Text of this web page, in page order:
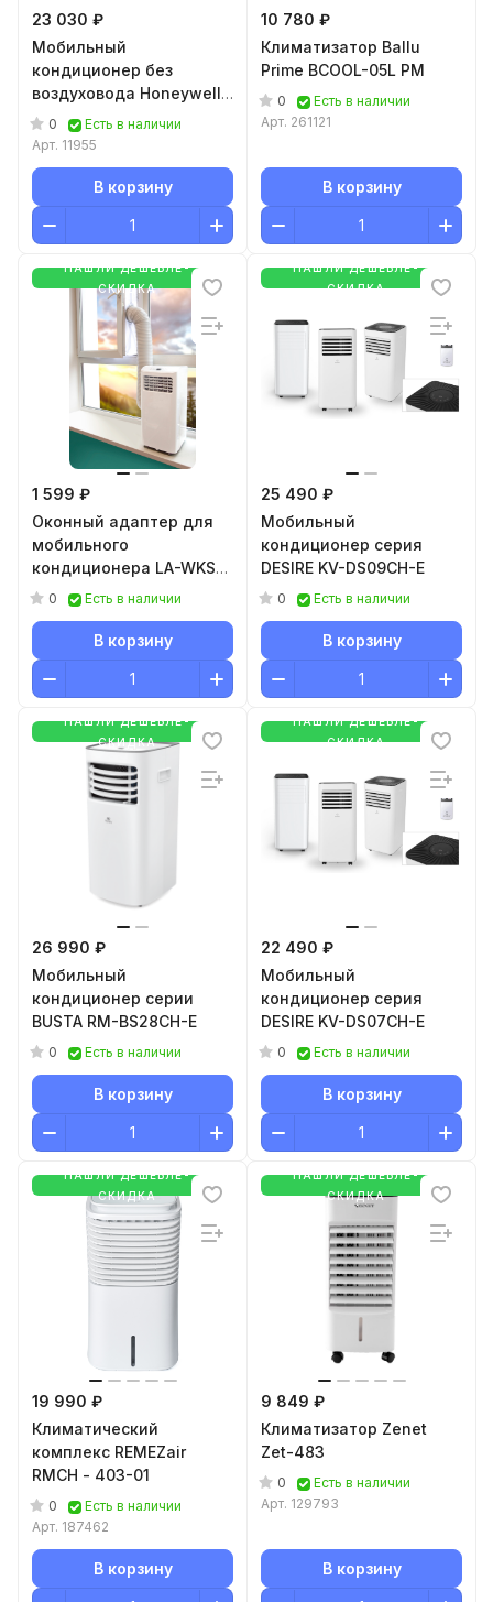
23 030 ₽
Мобильный
кондиционер без
воздуховода Honeywell
CS10XE с ионизацией
0
Есть в наличии
Арт. 11955
В корзину
10 780 ₽
Климатизатор Ballu
Prime BCOOL-05L PM
0
Есть в наличии
Арт. 261121
В корзину
НАШЛИ ДЕШЕВЛЕ-
СКИДКА
1 599 ₽
Оконный адаптер для
мобильного
кондиционера LA-WKS-
04M
0 Есть в наличии
В корзину
НАШЛИ ДЕШЕВЛЕ-
СКИДКА
25 490 ₽
Мобильный
кондиционер серия
DESIRE KV-DS09CH-E
0 Есть в наличии
В корзину
НАШЛИ ДЕШЕВЛЕ-
СКИДКА
26 990 ₽
Мобильный
кондиционер cерии
BUSTA RM-BS28CH-E
0 Есть в наличии
В корзину
НАШЛИ ДЕШЕВЛЕ-
СКИДКА
22 490 ₽
Мобильный
кондиционер серия
DESIRE KV-DS07CH-E
0 Есть в наличии
В корзину
НАШЛИ ДЕШЕВЛЕ-
СКИДКА
19 990 ₽
Климатический
комплекс REMEZair
RMCH - 403-01
0
Есть в наличии
Арт. 187462
В корзину
НАШЛИ ДЕШЕВЛЕ-
СКИДКА
9 849 ₽
Климатизатор Zenet
Zet-483
0
Есть в наличии
Арт. 129793
В корзину